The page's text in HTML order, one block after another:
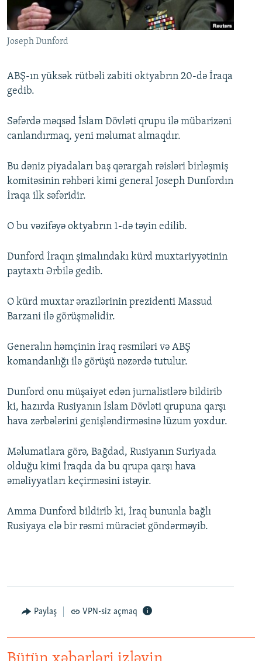
İNFOQRAFIKA
KARIKATURA
AZƏRBAYCAN ƏDƏBIYYATI KITABXANASI
İSLAM VƏ DEMOKRATIYA
MISSIYAMIZ
PEŞƏ ETIKASI VƏ JURNALISTIKA STANDARTLARIMIZ
AZADLIQRADIOSU MOBIL TELEFONUNUZDA
BIZIMLƏ ƏLAQƏ
XƏBƏR BÜLLETENLƏRIMIZ
BIZI IZLƏ
RFE/RL-in bütün saytları
Joseph Dunford
ABŞ-ın yüksək rütbəli zabiti oktyabrın 20-də İraqa
gedib.
Səfərdə məqsəd İslam Dövləti qrupu ilə mübarizəni
canlandırmaq, yeni məlumat almaqdır.
Bu dəniz piyadaları baş qərargah rəisləri birləşmiş
komitəsinin rəhbəri kimi general Joseph Dunfordın
İraqa ilk səfəridir.
O bu vəzifəyə oktyabrın 1-də təyin edilib.
Dunford İraqın şimalındakı kürd muxtariyyətinin
paytaxtı Ərbilə gedib.
O kürd muxtar ərazilərinin prezidenti Massud
Barzani ilə görüşməlidir.
Generalın həmçinin İraq rəsmiləri və ABŞ
komandanlığı ilə görüşü nəzərdə tutulur.
Dunford onu müşaiyət edən jurnalistlərə bildirib
ki, hazırda Rusiyanın İslam Dövləti qrupuna qarşı
hava zərbələrini genişləndirməsinə lüzum yoxdur.
Məlumatlara görə, Bağdad, Rusiyanın Suriyada
olduğu kimi İraqda da bu qrupa qarşı hava
əməliyyatları keçirməsini istəyir.
Amma Dunford bildirib ki, İraq bununla bağlı
Rusiyaya elə bir rəsmi müraciət göndərməyib.
Paylaş VPN-siz açmaq